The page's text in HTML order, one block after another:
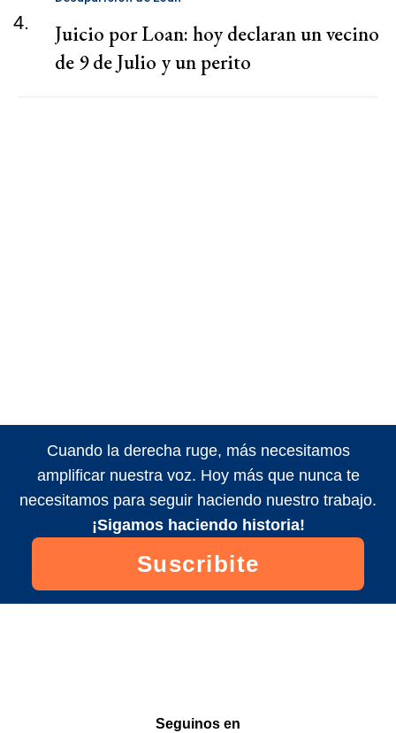
4.
Juicio por Loan: hoy declaran un vecino
de 9 de Julio y un perito
Cuando la derecha ruge, más necesitamos
amplificar nuestra voz. Hoy más que nunca te
necesitamos para seguir haciendo nuestro trabajo.
¡Sigamos haciendo historia!
Suscribite
Seguinos en